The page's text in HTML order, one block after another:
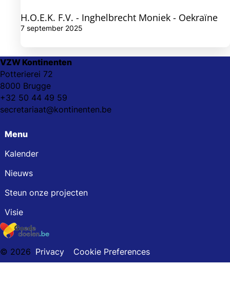
H.O.E.K. F.V. - Inghelbrecht Moniek - Oekraïne
7 september 2025
VZW Kontinenten
Potterierei 72
8000 Brugge
+32 50 44 49 59
secretariaat@kontinenten.be
Menu
Kalender
Nieuws
Steun onze projecten
Visie
© 2026 Privacy Cookie Preferences